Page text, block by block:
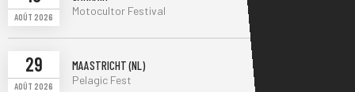
AOÛT 2026 Motocultor Festival
29
AOÛT 2026
MAASTRICHT (NL)
Pelagic Fest